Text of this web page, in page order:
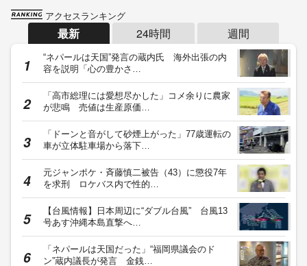
アクセスランキング
最新 24時間 週間
“ネパールは天国”発言の蔵内氏 海外出張の内
容を説明「心の豊かさ…
「高市総理には愛想尽かした」コメ余りに農家
が悲鳴 売値は生産原価…
「ドーンと音がして砂煙上がった」77歳運転の
車が立体駐車場から落下…
元ジャンポケ・斉藤慎二被告（43）に懲役7年
を求刑 ロケバス内で性的…
【台風情報】日本周辺に“ダブル台風” 台風13
号あす沖縄本島直撃へ…
「ネパールは天国だった」“福岡県議会のド
ン”蔵内議長が発言 金銭…